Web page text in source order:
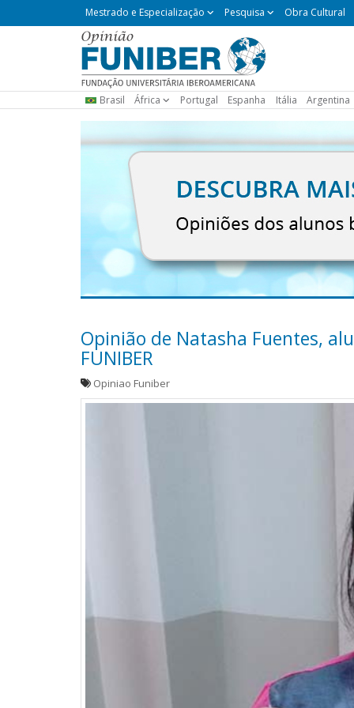
Mestrado
Especialização
Mestrado e Especialização Pesquisa Obra Cultural
Brasil África Portugal Espanha Itália Argentina
Opinião de Natasha Fuentes,
FUNIBER
Opiniao Funiber